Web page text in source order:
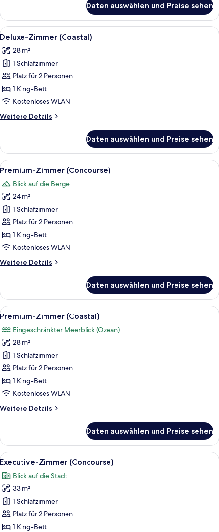
Zimmer
(Concourse)
Daten auswählen und Preise sehen
Alle
Fotos
für
Deluxe-
Zimmer
(Coastal)
anzeigen
Ein Hotelzimmer mit einem Bett,
6
Deluxe-Zimmer (Coastal)
28 m²
1 Schlafzimmer
Platz für 2 Personen
1 King-Bett
Kostenloses WLAN
Weitere Details
Weitere
Zimmer
(Coastal)
Daten auswählen und Preise sehen
Alle
Fotos
für
Premium-
Zimmer
(Concourse)
anzeigen
Ein Hotelzimmer mit Bett,
4
Premium-Zimmer (Concourse)
Blick auf die Berge
24 m²
1 Schlafzimmer
Platz für 2 Personen
1 King-Bett
Kostenloses WLAN
Weitere Details
Weitere
Zimmer
(Concourse)
Daten auswählen und Preise sehen
Alle
Fotos
für
Premium-
Zimmer
(Coastal)
anzeigen
Ein Hotelzimmer mit Bett,
6
Premium-Zimmer (Coastal)
Eingeschränkter Meerblick (Ozean)
28 m²
1 Schlafzimmer
Platz für 2 Personen
1 King-Bett
Kostenloses WLAN
Weitere Details
Weitere
Zimmer
(Coastal)
Daten auswählen und Preise sehen
Alle
Fotos
für
Executive-
Zimmer
(Concourse)
anzeigen
Ein modernes Hotelzimmer mit
4
Executive-Zimmer (Concourse)
Blick auf die Stadt
33 m²
1 Schlafzimmer
Platz für 2 Personen
1 King-Bett